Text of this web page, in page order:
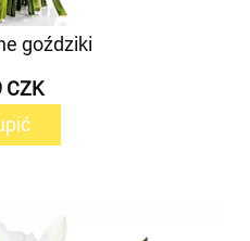
goździki
CZK